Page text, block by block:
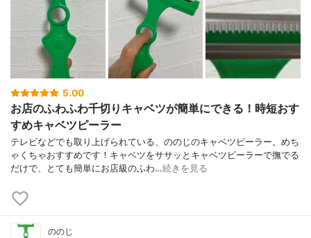
5.00
お店のふわふわ千切りキャベツが簡単にできる！時短おす
すめキャベツピーラー
テレビなどでも取り上げられている、ののじのキャベツピーラー。めち
ゃくちゃおすすめです！キャベツをササッとキャベツピーラーで撫でる
だけで、とても簡単にお店級のふわ…続きを見る
ののじ